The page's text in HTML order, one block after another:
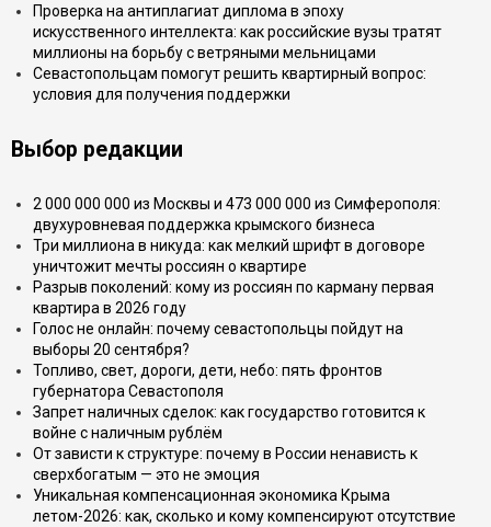
Проверка на антиплагиат диплома в эпоху
искусственного интеллекта: как российские вузы тратят
миллионы на борьбу с ветряными мельницами
Севастопольцам помогут решить квартирный вопрос:
условия для получения поддержки
Выбор редакции
2 000 000 000 из Москвы и 473 000 000 из Симферополя:
двухуровневая поддержка крымского бизнеса
Три миллиона в никуда: как мелкий шрифт в договоре
уничтожит мечты россиян о квартире
Разрыв поколений: кому из россиян по карману первая
квартира в 2026 году
Голос не онлайн: почему севастопольцы пойдут на
выборы 20 сентября?
Топливо, свет, дороги, дети, небо: пять фронтов
губернатора Севастополя
Запрет наличных сделок: как государство готовится к
войне с наличным рублём
От зависти к структуре: почему в России ненависть к
сверхбогатым — это не эмоция
Уникальная компенсационная экономика Крыма
летом-2026: как, сколько и кому компенсируют отсутствие